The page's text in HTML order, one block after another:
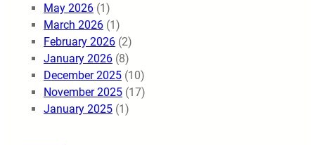
May 2026 (1)
March 2026 (1)
February 2026 (2)
January 2026 (8)
December 2025 (10)
November 2025 (17)
January 2025 (1)